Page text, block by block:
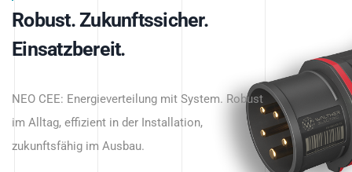
Intelligente Stromverteilung
beginnt hier.
Robust. Zukunftssicher.
Einsatzbereit.
NEO CEE: Energieverteilung mit System. Robust
im Alltag, effizient in der Installation,
zukunftsfähig im Ausbau.
Intelligenz trifft Energie.
Anwendungen – robust, IP-geschützt und
zukunftsfähig.